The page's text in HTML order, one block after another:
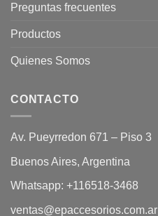
Preguntas frecuentes
Productos
Quienes Somos
CONTACTO
Av. Pueyrredon 671 – Piso 3
Buenos Aires, Argentina
Whatsapp: +116518-3468
ventas@epaccesorios.com.ar